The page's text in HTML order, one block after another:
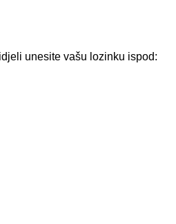
unesite vašu lozinku ispod: